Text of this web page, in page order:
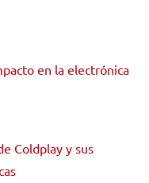
en la electrónica
Coldplay y sus